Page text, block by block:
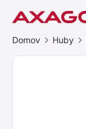
Domov Huby